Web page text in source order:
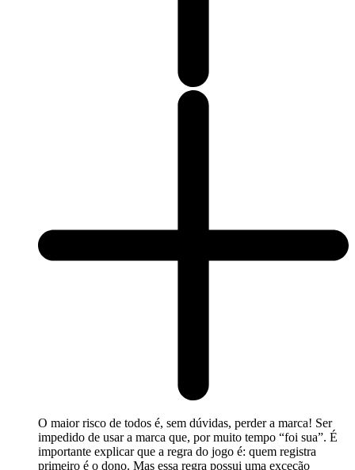
O maior risco de todos é, sem dúvidas, perder a marca! Ser
impedido de usar a marca que, por muito tempo “foi sua”. É
importante explicar que a regra do jogo é: quem registra
primeiro é o dono. Mas essa regra possui uma exceção